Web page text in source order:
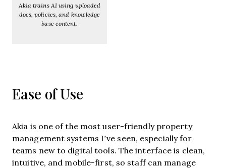
Akia trains AI using uploaded
docs, policies, and knowledge
base content.
Ease of Use
Akia is one of the most user-friendly property
management systems I’ve seen, especially for
teams new to digital tools. The interface is clean,
intuitive, and mobile-first, so staff can manage